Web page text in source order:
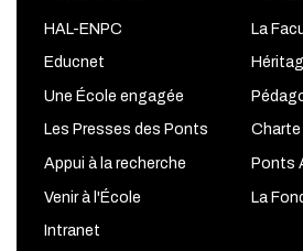
HAL-ENPC La
Educnet
Une École engagée
Les Presses des Ponts Charte
Appui à la recherche Ponts
Venir à l'École La
Intranet